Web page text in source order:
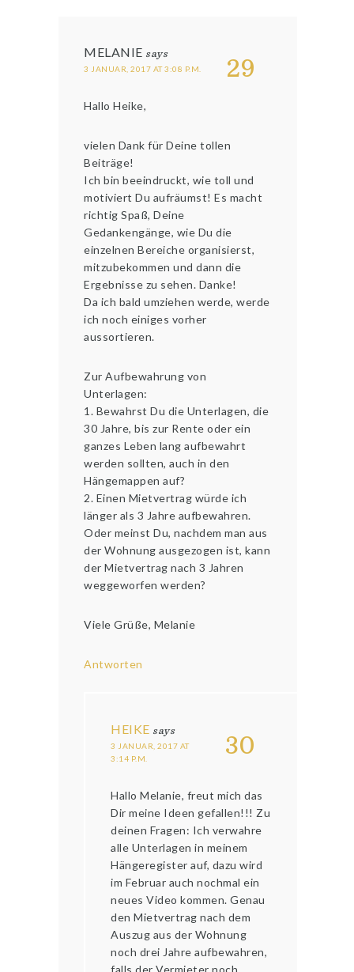
29
MELANIE says
3 JANUAR, 2017 AT 3:08 P.M.
Hallo Heike,
vielen Dank für Deine tollen
Beiträge!
Ich bin beeindruckt, wie toll und
motiviert Du aufräumst! Es macht
richtig Spaß, Deine
Gedankengänge, wie Du die
einzelnen Bereiche organisierst,
mitzubekommen und dann die
Ergebnisse zu sehen. Danke!
Da ich bald umziehen werde, werde
ich noch einiges vorher
aussortieren.
Zur Aufbewahrung von
Unterlagen:
1. Bewahrst Du die Unterlagen, die
30 Jahre, bis zur Rente oder ein
ganzes Leben lang aufbewahrt
werden sollten, auch in den
Hängemappen auf?
2. Einen Mietvertrag würde ich
länger als 3 Jahre aufbewahren.
Oder meinst Du, nachdem man aus
der Wohnung ausgezogen ist, kann
der Mietvertrag nach 3 Jahren
weggeworfen werden?
Viele Grüße, Melanie
Antworten
30
HEIKE says
3 JANUAR, 2017 AT
3:14 P.M.
Hallo Melanie, freut mich das
Dir meine Ideen gefallen!!! Zu
deinen Fragen: Ich verwahre
alle Unterlagen in meinem
Hängeregister auf, dazu wird
im Februar auch nochmal ein
neues Video kommen. Genau
den Mietvertrag nach dem
Auszug aus der Wohnung
noch drei Jahre aufbewahren,
falls der Vermieter noch